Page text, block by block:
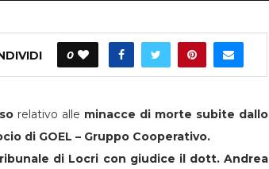
0
relativo alle minacce di morte subite dallo
di GOEL – Gruppo Cooperativo.
di Locri con giudice il dott. Andrea